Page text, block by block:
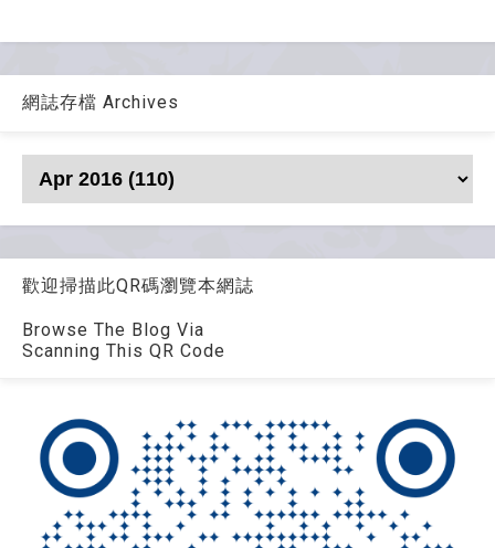
網誌存檔 Archives
歡迎掃描此QR碼瀏覽本網誌
Browse The Blog Via
Scanning This QR Code